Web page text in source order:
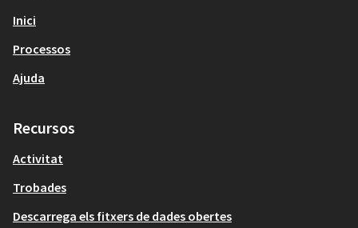
Inici
Processos
Ajuda
Recursos
Activitat
Trobades
Descarrega els fitxers de dades obertes